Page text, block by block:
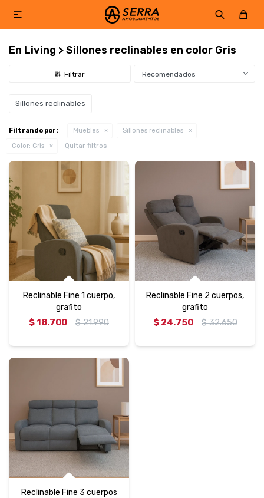

En Living > Sillones reclinables en color Gris
Recomendados
Sillones reclinables
Filtrando por: Muebles
Sillones reclinables
Color: Gris Quitar filtros
Reclinable Fine 1 cuerpo,
grafito
$18.700 $ 21.990
Reclinable Fine 2 cuerpos,
grafito
$ 24.750 $ 32.650
Reclinable Fine 3 cuerpos